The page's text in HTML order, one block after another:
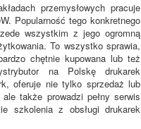
przemysłowych pracuje
Popularność tego konkretnego
wszystkim z jego ogromną
To wszystko sprawia,
chętnie kupowana lub też
na Polskę drukarek
oferuje nie tylko sprzedaż lub
także prowadzi pełny serwis
szkolenia z obsługi drukarek